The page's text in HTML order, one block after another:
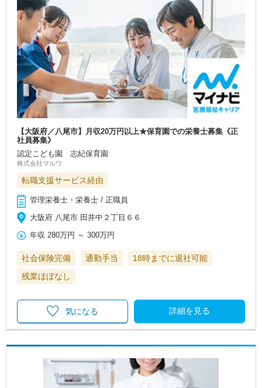
【大阪府／八尾市】月収20万円以上★保育園での栄養士募集《正
社員募集》
認定こども園 志紀保育園
株式会社マルワ
転職支援サービス経由
管理栄養士・栄養士 / 正職員
大阪府 八尾市 田井中２丁目６６
年収 280万円 ～300万円
社会保険完備 通勤手当
18時までに退社可能
残業ほぼなし
詳細を見る
気になる